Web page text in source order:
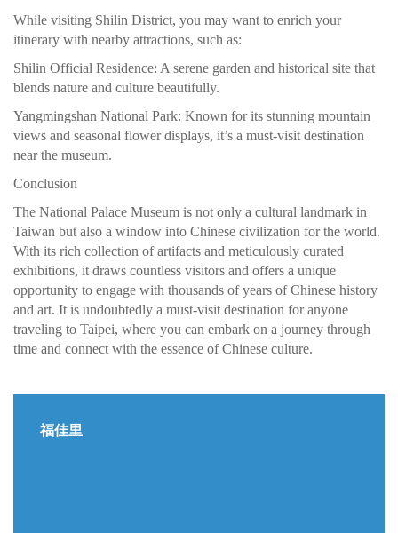
While visiting Shilin District, you may want to enrich your
itinerary with nearby attractions, such as:
Shilin Official Residence: A serene garden and historical site that
blends nature and culture beautifully.
Yangmingshan National Park: Known for its stunning mountain
views and seasonal flower displays, it’s a must-visit destination
near the museum.
Conclusion
The National Palace Museum is not only a cultural landmark in
Taiwan but also a window into Chinese civilization for the world.
With its rich collection of artifacts and meticulously curated
exhibitions, it draws countless visitors and offers a unique
opportunity to engage with thousands of years of Chinese history
and art. It is undoubtedly a must-visit destination for anyone
traveling to Taipei, where you can embark on a journey through
time and connect with the essence of Chinese culture.
福佳里